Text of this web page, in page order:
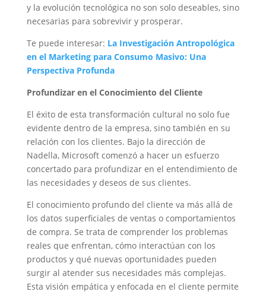
y la evolución tecnológica no son solo deseables, sino
necesarias para sobrevivir y prosperar.
Te puede interesar: La Investigación Antropológica
en el Marketing para Consumo Masivo: Una
Perspectiva Profunda
Profundizar en el Conocimiento del Cliente
El éxito de esta transformación cultural no solo fue
evidente dentro de la empresa, sino también en su
relación con los clientes. Bajo la dirección de
Nadella, Microsoft comenzó a hacer un esfuerzo
concertado para profundizar en el entendimiento de
las necesidades y deseos de sus clientes.
El conocimiento profundo del cliente va más allá de
los datos superficiales de ventas o comportamientos
de compra. Se trata de comprender los problemas
reales que enfrentan, cómo interactúan con los
productos y qué nuevas oportunidades pueden
surgir al atender sus necesidades más complejas.
Esta visión empática y enfocada en el cliente permite